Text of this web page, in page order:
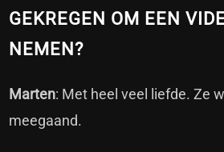
GEKREGEN OM EEN
NEMEN?
Marten: Met heel veel liefde. Ze
meegaand.